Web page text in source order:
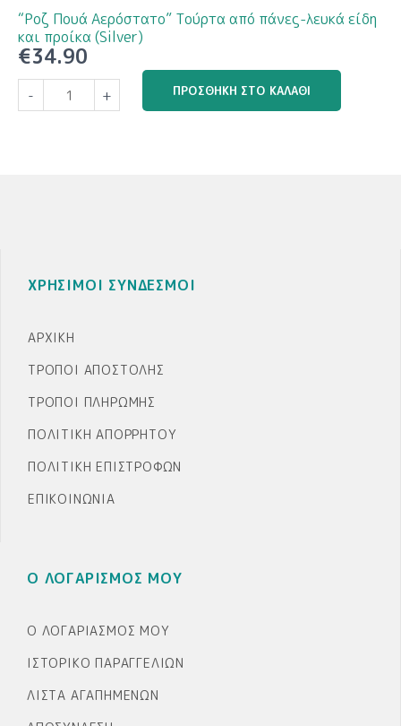
Rainbow
"
Τούρτα
πάνες-
λευκά
“Ροζ Πουά Αερόστατο” Τούρτα από πάνες-λευκά είδη
και προίκα (Silver)
€34.90
-
"Ροζ
Πουά
(Silver)
+ ΠΡΟΣΘΉΚΗ ΣΤΟ ΚΑΛΆΘΙ
ΧΡΗΣΙΜΟΙ ΣΥΝΔΕΣΜΟΙ
ΑΡΧΙΚΉ
ΤΡΌΠΟΙ ΑΠΟΣΤΟΛΉΣ
ΤΡΌΠΟΙ ΠΛΗΡΩΜΉΣ
ΠΟΛΙΤΙΚΉ ΑΠΟΡΡΉΤΟΥ
ΠΟΛΙΤΙΚΉ ΕΠΙΣΤΡΟΦΏΝ
ΕΠΙΚΟΙΝΩΝΊΑ
Ο ΛΟΓΑΡΙΣΜΟΣ ΜΟΥ
Ο ΛΟΓΑΡΙΑΣΜΌΣ ΜΟΥ
ΙΣΤΟΡΙΚΌ ΠΑΡΑΓΓΕΛΙΏΝ
ΛΊΣΤΑ ΑΓΑΠΗΜΈΝΩΝ